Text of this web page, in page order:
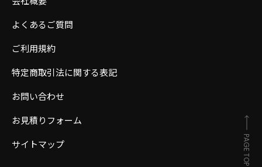
よくあるご質問
ご利用規約
特定商取引法に関する表記
お問い合わせ
お見積りフォーム
サイトマップ
PAGE TOP